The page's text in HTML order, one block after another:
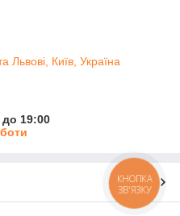
Львові, Київ, Україна
до 19:00
КНОПКА
ЗВ'ЯЗКУ